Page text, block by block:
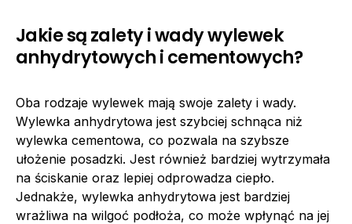
Jakie są zalety i wady wylewek
anhydrytowych i cementowych?
Oba rodzaje wylewek mają swoje zalety i wady.
Wylewka anhydrytowa jest szybciej schnąca niż
wylewka cementowa, co pozwala na szybsze
ułożenie posadzki. Jest również bardziej wytrzymała
na ściskanie oraz lepiej odprowadza ciepło.
Jednakże, wylewka anhydrytowa jest bardziej
wrażliwa na wilgoć podłoża, co może wpłynąć na jej